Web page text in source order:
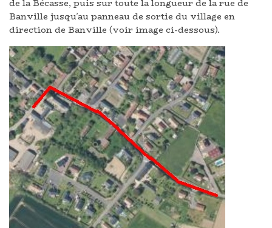
de la Bécasse, puis sur toute la longueur de la rue de
Banville jusqu’au panneau de sortie du village en
direction de Banville (voir image ci-dessous).